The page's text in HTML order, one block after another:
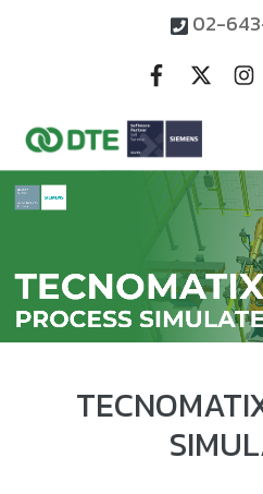
02-